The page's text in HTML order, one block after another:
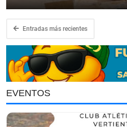
Entradas más recientes
EVENTOS